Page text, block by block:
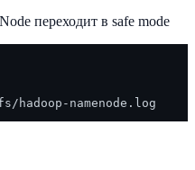
переходит в safe mode